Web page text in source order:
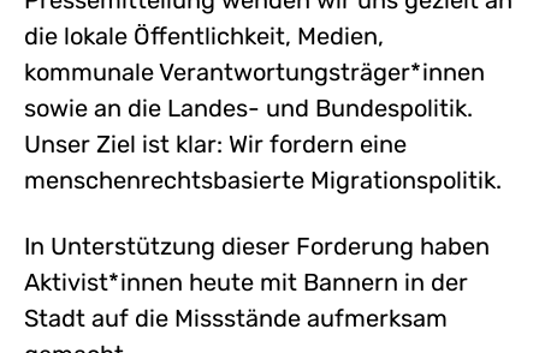
die lokale Öffentlichkeit, Medien,
kommunale Verantwortungsträger*innen
sowie an die Landes- und Bundespolitik.
Unser Ziel ist klar: Wir fordern eine
menschenrechtsbasierte Migrationspolitik.
In Unterstützung dieser Forderung haben
Aktivist*innen heute mit Bannern in der
Stadt auf die Missstände aufmerksam